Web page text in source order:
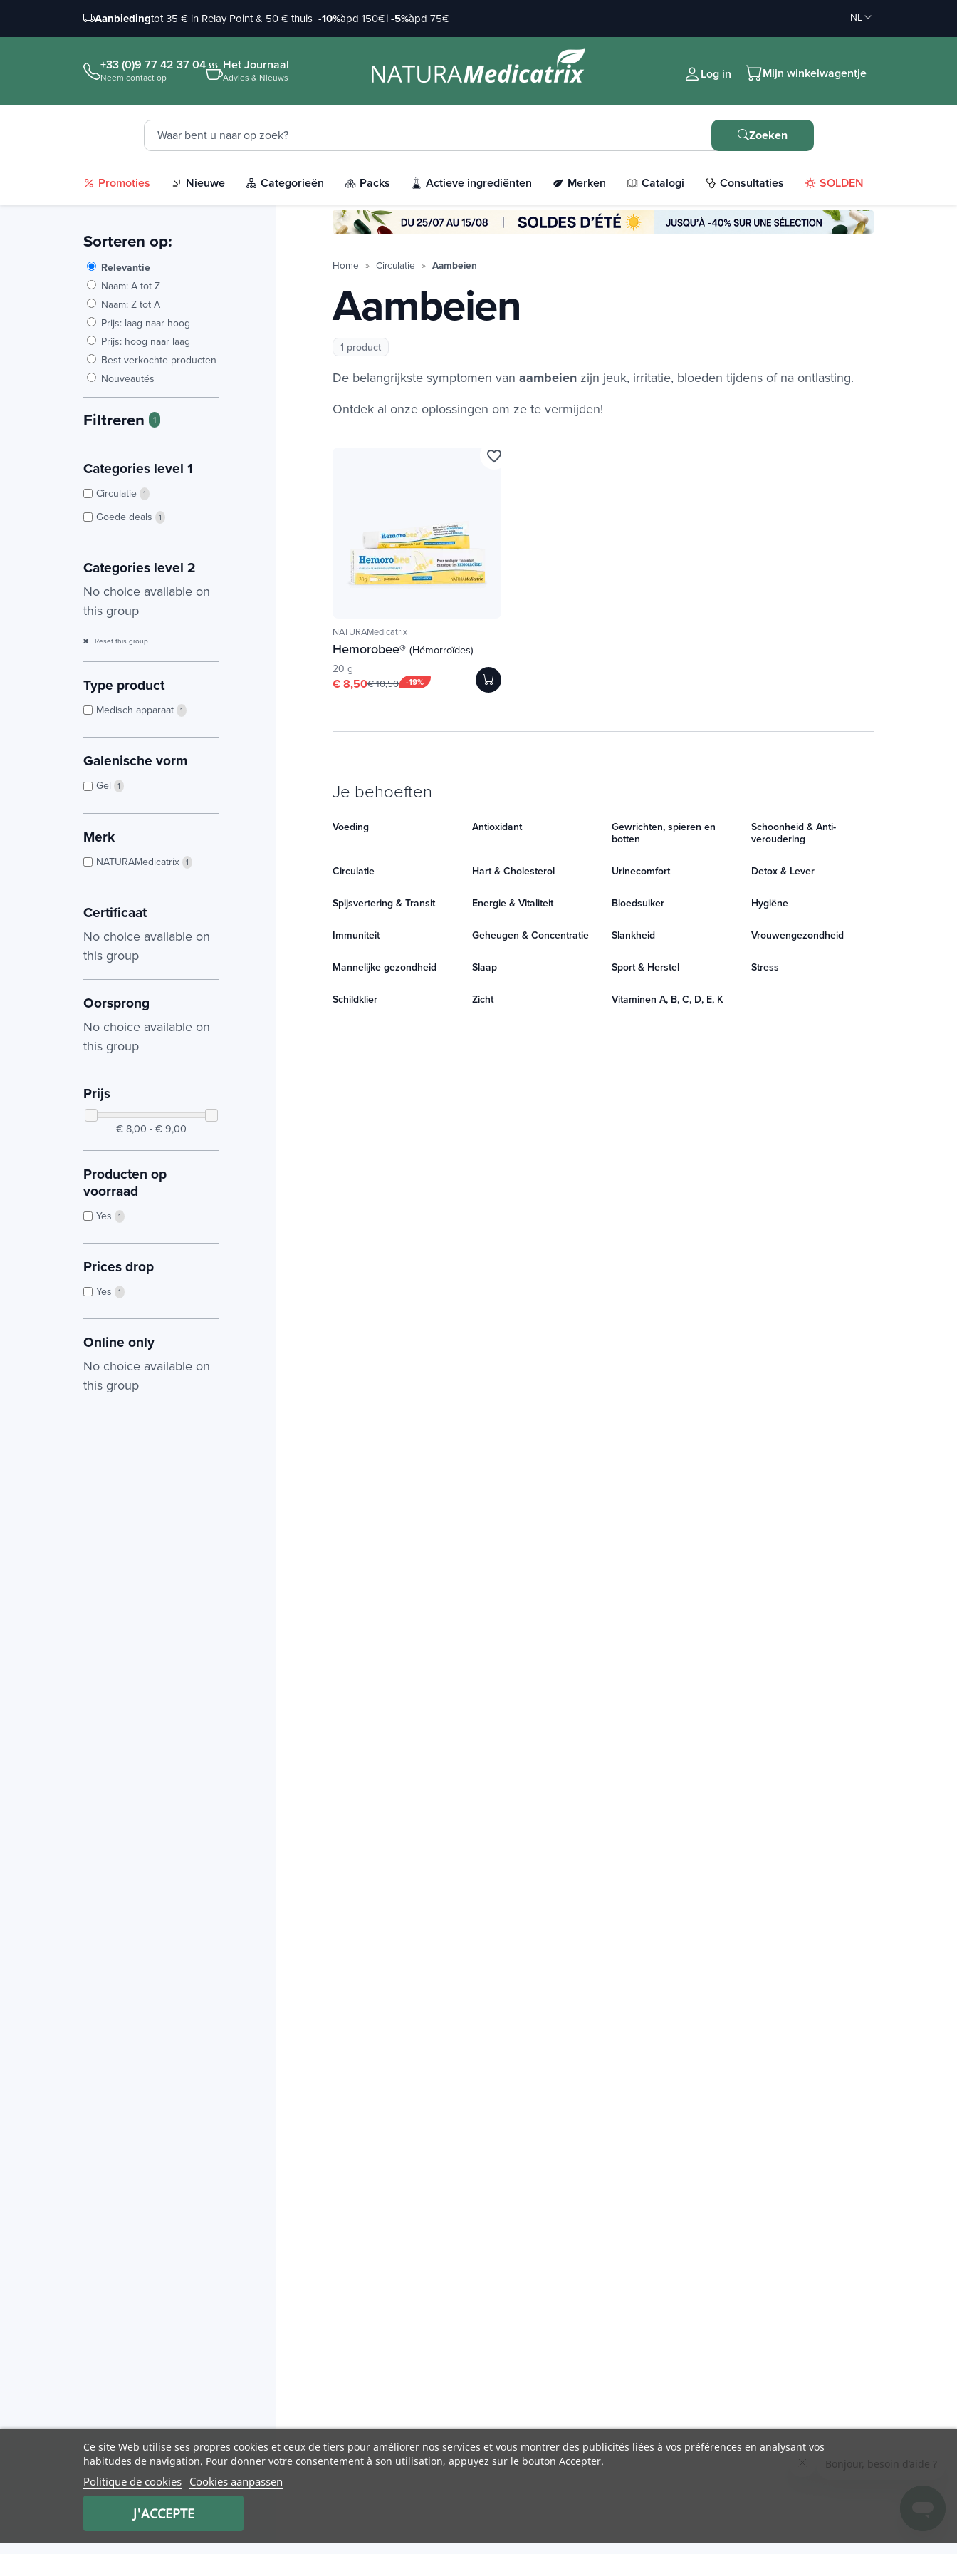
Aanbiedingtot 35 € in Relay Point & 50 € thuis|-10%àpd 150€|-5%àpd 75€ NL
+33 (0)9 77 42 37 04
Neem contact op
Het Journaal
Advies & Nieuws Log in Mijn winkelwagentje
Zoeken
Promoties Nieuwe Categorieën Packs Actieve ingrediënten Merken Catalogi Consultaties SOLDEN
Sorteren op:
Relevantie
Naam: A tot Z
Naam: Z tot A
Prijs: laag naar hoog
Prijs: hoog naar laag
Best verkochte producten
Nouveautés
Filtreren 1
Categories level 1
Circulatie 1
Goede deals 1
Categories level 2
No choice available on
this group
Reset this group
Type product
Medisch apparaat 1
Galenische vorm
Gel 1
Merk
NATURAMedicatrix 1
Certificaat
No choice available on
this group
Oorsprong
No choice available on
this group
Prijs
€ 8,00 - € 9,00
Producten op
voorraad
Yes 1
Prices drop
Yes 1
Online only
No choice available on
this group
Home Circulatie Aambeien
Aambeien
1 product
De belangrijkste symptomen van aambeien zijn jeuk, irritatie, bloeden tijdens of na ontlasting.
Ontdek al onze oplossingen om ze te vermijden!
NATURAMedicatrix
Hemorobee® (Hémorroïdes)
20 g
-19%
€ 8,50€ 10,50
favorite_border
Je behoeften
Voeding Antioxidant
Gewrichten, spieren en
botten
Schoonheid & Anti-
veroudering
Circulatie Hart & Cholesterol Urinecomfort Detox & Lever
Spijsvertering & Transit Energie & Vitaliteit Bloedsuiker Hygiëne
Immuniteit Geheugen & Concentratie Slankheid Vrouwengezondheid
Mannelijke gezondheid Slaap Sport & Herstel Stress
Schildklier Zicht Vitaminen A, B, C, D, E, K
Ce site Web utilise ses propres cookies et ceux de tiers pour améliorer nos services et vous montrer des publicités liées à vos préférences en analysant vos
habitudes de navigation. Pour donner votre consentement à son utilisation, appuyez sur le bouton Accepter.
Politique de cookies Cookies aanpassen
J'ACCEPTE